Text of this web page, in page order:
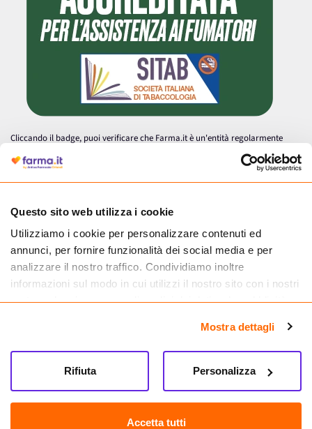
Questo sito web utilizza i cookie
Utilizziamo i cookie per personalizzare contenuti ed
annunci, per fornire funzionalità dei social media e per
analizzare il nostro traffico. Condividiamo inoltre
informazioni sul modo in cui utilizzi il nostro sito con i nostri
partner che si occupano di analisi dei dati web, pubblicità e
informazioni che hai fornito loro o che hanno raccolto dal
tuo utilizzo dei loro servizi.
Mostra dettagli
Accetta tutti
Personalizza
Rifiuta
Cliccando il badge, puoi verificare che Farma.it è un'entità regolarmente
autorizzata dal Ministero della Salute a effettuare la vendita online di
medicinali.
Farma.it S.a.s. P. IVA 07417261216 REA: NA-884088
CREDITS
Sede legale Via delle Repubbliche Marinare 128, 80147 Napoli